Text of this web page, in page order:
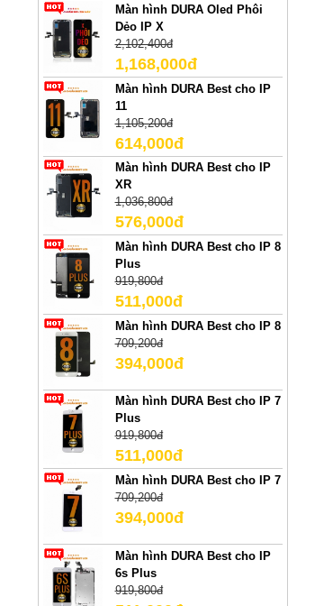
Màn hình DURA Oled Phôi
Dẻo IP X
2,102,400đ
1,168,000đ
Màn hình DURA Best cho IP
11
1,105,200đ
614,000đ
Màn hình DURA Best cho IP
XR
1,036,800đ
576,000đ
Màn hình DURA Best cho IP 8
Plus
919,800đ
511,000đ
Màn hình DURA Best cho IP 8
709,200đ
394,000đ
Màn hình DURA Best cho IP 7
Plus
919,800đ
511,000đ
Màn hình DURA Best cho IP 7
709,200đ
394,000đ
Màn hình DURA Best cho IP
6s Plus
919,800đ